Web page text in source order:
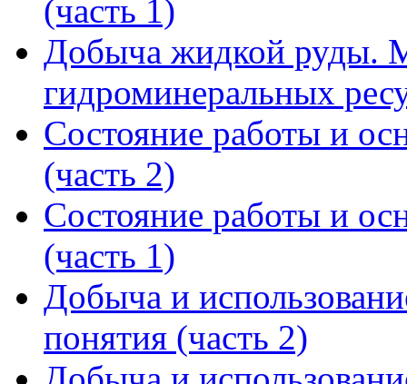
(часть 1)
Добыча жидкой руды.
гидроминеральных
Состояние работы и
(часть 2)
Состояние работы и
(часть 1)
Добыча и
понятия (часть 2)